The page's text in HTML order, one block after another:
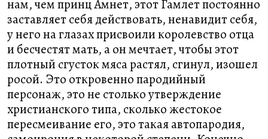
нам, чем принц Амнет, этот Гамлет постоянно
заставляет себя действовать, ненавидит себя,
у него на глазах присвоили королевство отца
и бесчестят мать, а он мечтает, чтобы этот
плотный сгусток мяса растял, сгинул, изошел
росой. Это откровенно пародийный
персонаж, это не столько утверждение
христианского типа, сколько жестокое
пересмеивание его, это такая автопародия,